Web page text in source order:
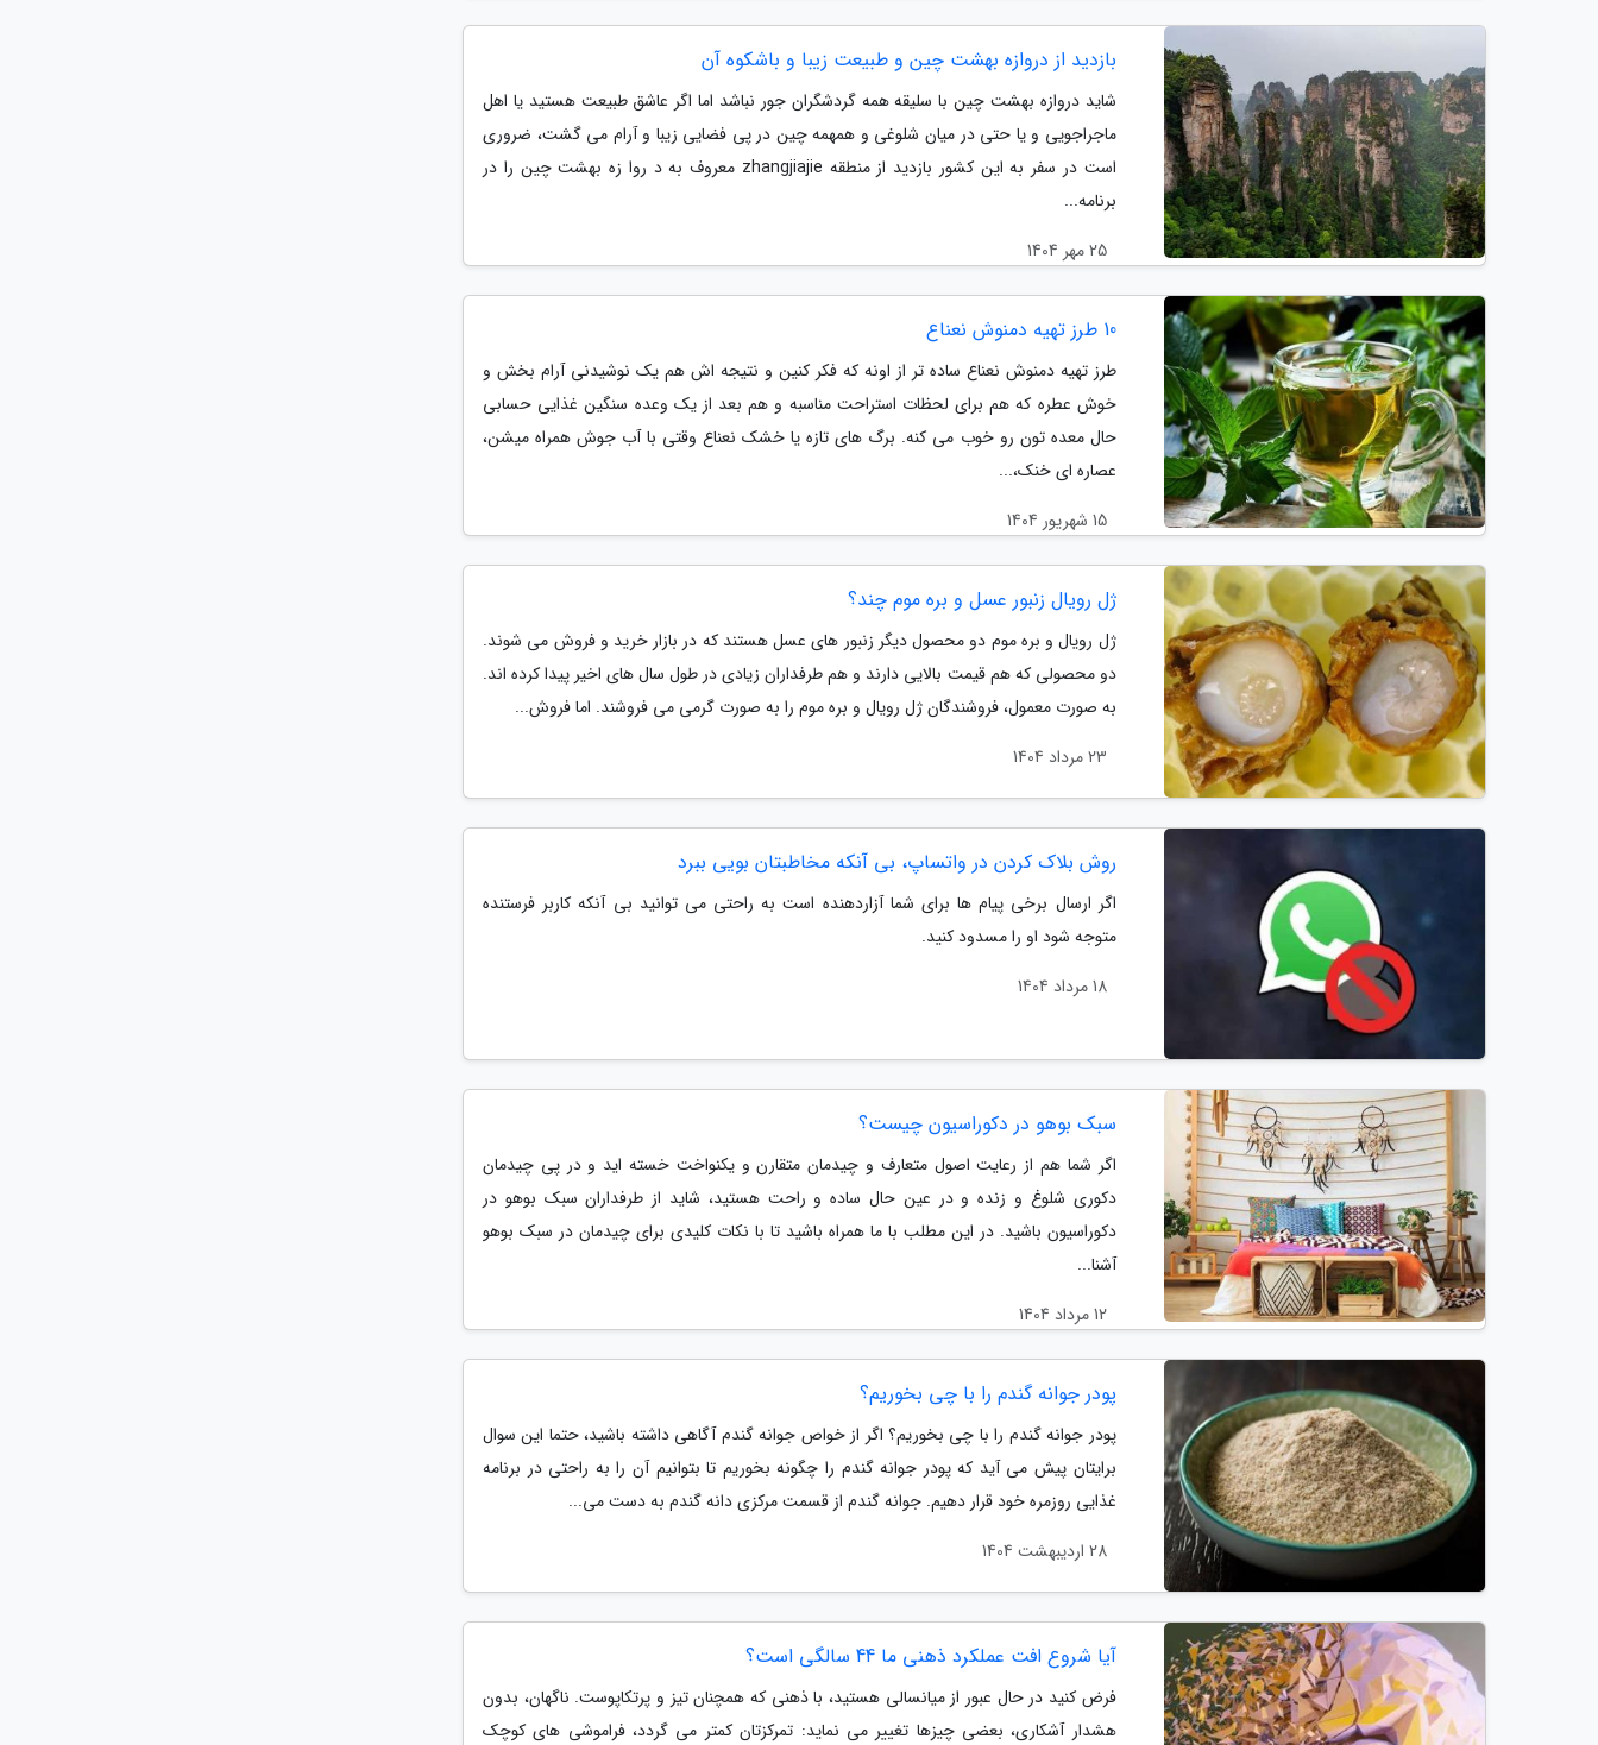
بازدید از دروازه بهشت چین و طبیعت زیبا و باشکوه آن
شاید دروازه بهشت چین با سلیقه همه گردشگران جور نباشد اما اگر عاشق طبیعت هستید یا اهل
ماجراجویی و یا حتی در میان شلوغی و همهمه چین در پی فضایی زیبا و آرام می گشت، ضروری
است در سفر به این کشور بازدید از منطقه zhangjiajie معروف به د روا زه بهشت چین را در
برنامه...
25 مهر 1404
10 طرز تهیه دمنوش نعناع
طرز تهیه دمنوش نعناع ساده تر از اونه که فکر کنین و نتیجه اش هم یک نوشیدنی آرام بخش و
خوش عطره که هم برای لحظات استراحت مناسبه و هم بعد از یک وعده سنگین غذایی حسابی
حال معده تون رو خوب می کنه. برگ های تازه یا خشک نعناع وقتی با آب جوش همراه میشن،
عصاره ای خنک،...
15 شهریور 1404
ژل رویال زنبور عسل و بره موم چند؟
ژل رویال و بره موم دو محصول دیگر زنبور های عسل هستند که در بازار خرید و فروش می شوند.
دو محصولی که هم قیمت بالایی دارند و هم طرفداران زیادی در طول سال های اخیر پیدا کرده اند.
به صورت معمول، فروشندگان ژل رویال و بره موم را به صورت گرمی می فروشند. اما فروش...
23 مرداد 1404
روش بلاک کردن در واتساپ، بی آنکه مخاطبتان بویی ببرد
اگر ارسال برخی پیام ها برای شما آزاردهنده است به راحتی می توانید بی آنکه کاربر فرستنده
متوجه شود او را مسدود کنید.
18 مرداد 1404
سبک بوهو در دکوراسیون چیست؟
اگر شما هم از رعایت اصول متعارف و چیدمان متقارن و یکنواخت خسته اید و در پی چیدمان
دکوری شلوغ و زنده و در عین حال ساده و راحت هستید، شاید از طرفداران سبک بوهو در
دکوراسیون باشید. در این مطلب با ما همراه باشید تا با نکات کلیدی برای چیدمان در سبک بوهو
آشنا...
12 مرداد 1404
پودر جوانه گندم را با چی بخوریم؟
پودر جوانه گندم را با چی بخوریم؟ اگر از خواص جوانه گندم آگاهی داشته باشید، حتما این سوال
برایتان پیش می آید که پودر جوانه گندم را چگونه بخوریم تا بتوانیم آن را به راحتی در برنامه
غذایی روزمره خود قرار دهیم. جوانه گندم از قسمت مرکزی دانه گندم به دست می...
28 اردیبهشت 1404
آیا شروع افت عملکرد ذهنی ما 44 سالگی است؟
فرض کنید در حال عبور از میانسالی هستید، با ذهنی که همچنان تیز و پرتکاپوست. ناگهان، بدون
هشدار آشکاری، بعضی چیزها تغییر می نماید: تمرکزتان کمتر می گردد، فراموشی های کوچک